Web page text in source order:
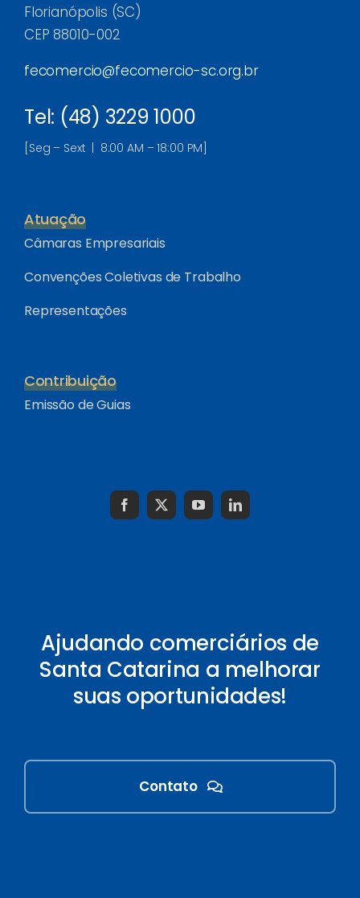
Florianópolis (SC)
CEP 88010-002
fecomercio@fecomercio-sc.org.br
Tel: (48) 3229 1000
[Seg – Sext | 8:00 AM – 18:00 PM]
Atuação
Câmaras Empresariais
Convenções Coletivas de Trabalho
Representações
Contribuição
Emissão de Guias
Ajudando comerciários de
Santa Catarina a melhorar
suas oportunidades!
Contato